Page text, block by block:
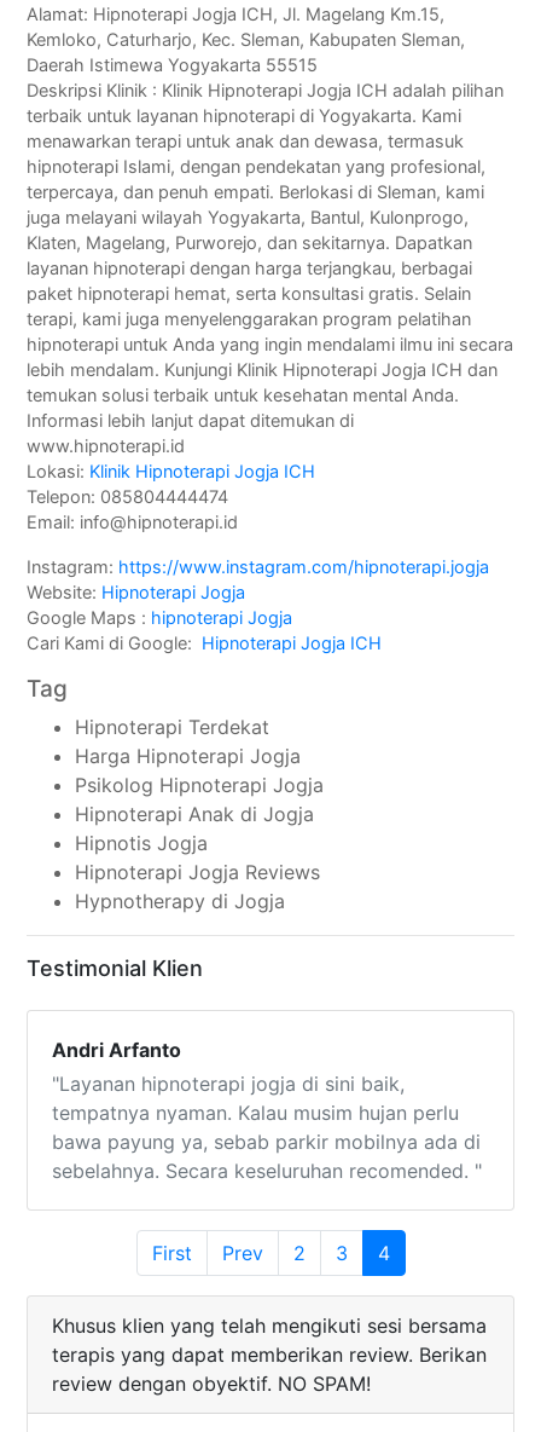
Alamat: Hipnoterapi Jogja ICH, Jl. Magelang Km.15,
Kemloko, Caturharjo, Kec. Sleman, Kabupaten Sleman,
Daerah Istimewa Yogyakarta 55515
Deskripsi Klinik : Klinik Hipnoterapi Jogja ICH adalah pilihan
terbaik untuk layanan hipnoterapi di Yogyakarta. Kami
menawarkan terapi untuk anak dan dewasa, termasuk
hipnoterapi Islami, dengan pendekatan yang profesional,
terpercaya, dan penuh empati. Berlokasi di Sleman, kami
juga melayani wilayah Yogyakarta, Bantul, Kulonprogo,
Klaten, Magelang, Purworejo, dan sekitarnya. Dapatkan
layanan hipnoterapi dengan harga terjangkau, berbagai
paket hipnoterapi hemat, serta konsultasi gratis. Selain
terapi, kami juga menyelenggarakan program pelatihan
hipnoterapi untuk Anda yang ingin mendalami ilmu ini secara
lebih mendalam. Kunjungi Klinik Hipnoterapi Jogja ICH dan
temukan solusi terbaik untuk kesehatan mental Anda.
Informasi lebih lanjut dapat ditemukan di
www.hipnoterapi.id
Lokasi: Klinik Hipnoterapi Jogja ICH
Telepon: 085804444474
Email: info@hipnoterapi.id
Instagram: https://www.instagram.com/hipnoterapi.jogja
Website: Hipnoterapi Jogja
Google Maps : hipnoterapi Jogja
Cari Kami di Google: Hipnoterapi Jogja ICH
Tag
Hipnoterapi Terdekat
Harga Hipnoterapi Jogja
Psikolog Hipnoterapi Jogja
Hipnoterapi Anak di Jogja
Hipnotis Jogja
Hipnoterapi Jogja Reviews
Hypnotherapy di Jogja
Testimonial Klien
Andri Arfanto
"Layanan hipnoterapi jogja di sini baik,
tempatnya nyaman. Kalau musim hujan perlu
bawa payung ya, sebab parkir mobilnya ada di
sebelahnya. Secara keseluruhan recomended. "
First Prev 2 3 4(current)
Khusus klien yang telah mengikuti sesi bersama
terapis yang dapat memberikan review. Berikan
review dengan obyektif. NO SPAM!